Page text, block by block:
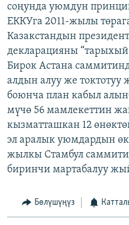
АЗАТТЫК+
ЫҢГАЙСЫЗ СУРООЛОР
ЭЕ/АРнун бардык
соңунда уюмдун
ЕККУга 2011-жылы
Казакстандын
декларацияны
Бирок Астана
алдын алуу же
боюнча план кабыл
мүчө 56 мамлекеттин
кызматташкан 12
эл аралык уюмдардын
жылкы Стамбул
биринчи мартабалуу
Бөлүшүңүз